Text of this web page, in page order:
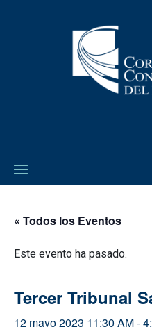
« Todos los Eventos
Este evento ha pasado.
Tercer Tribunal
12 mayo 2023 11:30 AM-